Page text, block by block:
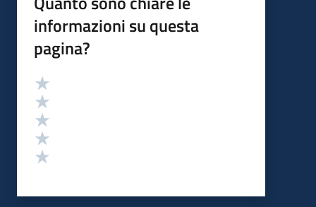
informazioni su questa
pagina?
Valutazione